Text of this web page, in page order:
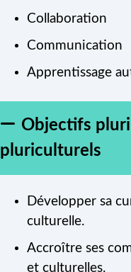
Collaboration
Communication
Apprentissage
Objectifs
pluriculturels
Développer sa
culturelle.
Accroître ses
et culturelles.